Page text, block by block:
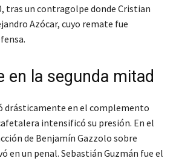
tras un contragolpe donde Cristian
Azócar, cuyo remate fue
en la segunda mitad
drásticamente en el complemento
intensificó su presión. En el
de Benjamín Gazzolo sobre
en un penal. Sebastián Guzmán fue el